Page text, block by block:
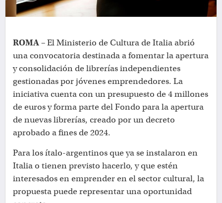
ROMA –El Ministerio de Cultura de Italia abrió
una convocatoria destinada a fomentar la apertura
y consolidación de librerías independientes
gestionadas por jóvenes emprendedores. La
iniciativa cuenta con un presupuesto de 4 millones
de euros y forma parte del Fondo para la apertura
de nuevas librerías, creado por un decreto
aprobado a fines de 2024.
Para los ítalo-argentinos que ya se instalaron en
Italia o tienen previsto hacerlo, y que estén
interesados en emprender en el sector cultural, la
propuesta puede representar una oportunidad